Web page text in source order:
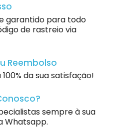
garantido para todo
de rastreio via
Reembolso
da sua satisfação!
sempre à sua
Whatsapp.